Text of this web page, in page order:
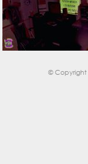
© Copyright